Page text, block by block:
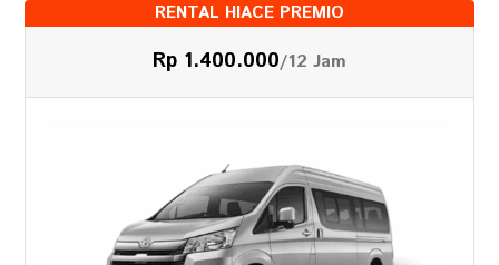
RENTAL HIACE PREMIO
Rp 1.400.000/12 Jam